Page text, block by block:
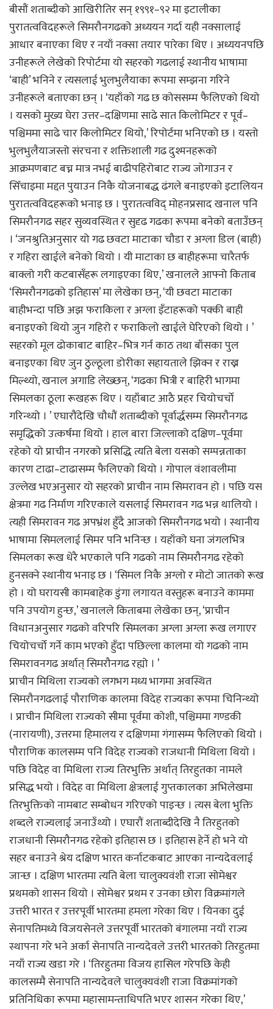
बीसौं शताब्दीको आखिरीतिर सन् १९९१–९२ मा इटालीका
पुरातत्वविदहरूले सिमरौनगढको अध्ययन गर्दा यही नक्सालाई
आधार बनाएका थिए र नयाँ नक्सा तयार पारेका थिए । अध्ययनपछि
उनीहरूले लेखेको रिपोर्टमा यो सहरको गढलाई स्थानीय भाषामा
‘बाही’ भनिने र त्यसलाई भुलभुलैयाका रूपमा सम्झना गरिने
उनीहरूले बताएका छन् । ‘यहाँको गढ छ कोससम्म फैलिएको थियो
। यसको मुख्य घेरा उत्तर–दक्षिणमा साढे सात किलोमिटर र पूर्व–
पश्चिममा साढे चार किलोमिटर थियो,’ रिपोर्टमा भनिएको छ । यस्तो
भुलभुलैयाजस्तो संरचना र शक्तिशाली गढ दुश्मनहरूको
आक्रमणबाट बच्न मात्र नभई बाढीपहिरोबाट राज्य जोगाउन र
सिँचाइमा मद्दत पुयाउन निकै योजनाबद्ध ढंगले बनाइएको इटालियन
पुरातत्वविदहरूको भनाइ छ । पुरातत्वविद् मोहनप्रसाद खनाल पनि
सिमरौनगढ सहर सुव्यवस्थित र सुदृढ गढका रूपमा बनेको बताउँछन्
। ‘जनश्रुतिअनुसार यो गढ छवटा माटाका चौडा र अग्ला डिल (बाही)
र गहिरा खाईले बनेको थियो । यी माटाका छ बाहीहरूमा चारैतर्फ
बाक्लो गरी कटबासँहरू लगाइएका थिए,’ खनालले आफ्नो किताब
‘सिमरौनगढको इतिहास’ मा लेखेका छन्, ‘यी छवटा माटाका
बाहीभन्दा पछि अझ फराकिला र अग्ला इँटाहरूको पक्की बाही
बनाइएको थियो जुन गहिरो र फराकिलो खाईले घेरिएको थियो । ’
सहरको मूल ढोकाबाट बाहिर–भित्र गर्न काठ तथा बाँसका पुल
बनाइएका थिए जुन ठुल्ठूला डोरीका सहायताले झिक्न र राख्न
मिल्थ्यो, खनाल अगाडि लेख्छन्, ‘गढका भित्री र बाहिरी भागमा
सिमलका ठूला रूखहरू थिए । यहाँबाट आठै प्रहर चियोचर्चो
गरिन्थ्यो । ’ एघारौंदेखि चौधौं शताब्दीको पूर्वार्द्धसम्म सिमरौनगढ
समृद्धिको उत्कर्षमा थियो । हाल बारा जिल्लाको दक्षिण–पूर्वमा
रहेको यो प्राचीन नगरको प्रसिद्धि त्यति बेला यसको सम्पन्नताका
कारण टाढा–टाढासम्म फैलिएको थियो । गोपाल वंशावलीमा
उल्लेख भएअनुसार यो सहरको प्राचीन नाम सिमरावन हो । पछि यस
क्षेत्रमा गढ निर्माण गरिएकाले यसलाई सिमरावन गढ भन्न थालियो ।
त्यही सिमरावन गढ अपभ्रंश हुँदै आजको सिमरौनगढ भयो । स्थानीय
भाषामा सिमललाई सिमर पनि भनिन्छ । यहाँको घना जंगलभित्र
सिमलका रूख धेरै भएकाले पनि गढको नाम सिमरौनगढ रहेको
हुनसक्ने स्थानीय भनाइ छ । ‘सिमल निकै अग्लो र मोटो जातको रूख
हो । यो घरायसी कामबाहेक डुंगा लगायत वस्तुहरू बनाउने काममा
पनि उपयोग हुन्छ,’ खनालले किताबमा लेखेका छन्, ‘प्राचीन
विधानअनुसार गढको वरिपरि सिमलका अग्ला अग्ला रूख लगाएर
चियोचर्चो गर्ने काम भएको हुँदा पछिल्ला कालमा यो गढको नाम
सिमरावनगढ अर्थात् सिमरौनगढ रह्यो । ’
प्राचीन मिथिला राज्यको लगभग मध्य भागमा अवस्थित
सिमरौनगढलाई पौराणिक कालमा विदेह राज्यका रूपमा चिनिन्थ्यो
। प्राचीन मिथिला राज्यको सीमा पूर्वमा कोशी, पश्चिममा गण्डकी
(नारायणी), उत्तरमा हिमालय र दक्षिणमा गंगासम्म फैलिएको थियो ।
पौराणिक कालसम्म पनि विदेह राज्यको राजधानी मिथिला थियो ।
पछि विदेह वा मिथिला राज्य तिरभुक्ति अर्थात् तिरहुतका नामले
प्रसिद्ध भयो । विदेह वा मिथिला क्षेत्रलाई गुप्तकालका अभिलेखमा
तिरभुक्तिको नामबाट सम्बोधन गरिएको पाइन्छ । त्यस बेला भुक्ति
शब्दले राज्यलाई जनाउँथ्यो । एघारौं शताब्दीदेखि नै तिरहुतको
राजधानी सिमरौनगढ रहेको इतिहास छ । इतिहास हेर्ने हो भने यो
सहर बनाउने श्रेय दक्षिण भारत कर्नाटकबाट आएका नान्यदेवलाई
जान्छ । दक्षिण भारतमा त्यति बेला चालुक्यवंशी राजा सोमेश्वर
प्रथमको शासन थियो । सोमेश्वर प्रथम र उनका छोरा विक्रमांगले
उत्तरी भारत र उत्तरपूर्वी भारतमा हमला गरेका थिए । यिनका दुई
सेनापतिमध्ये विजयसेनले उत्तरपूर्वी भारतको बंगालमा नयाँ राज्य
स्थापना गरे भने अर्का सेनापति नान्यदेवले उत्तरी भारतको तिरहुतमा
नयाँ राज्य खडा गरे । ‘तिरहुतमा विजय हासिल गरेपछि केही
कालसम्मै सेनापति नान्यदेवले चालुक्यवंशी राजा विक्रमांगको
प्रतिनिधिका रूपमा महासामन्ताधिपति भएर शासन गरेका थिए,’